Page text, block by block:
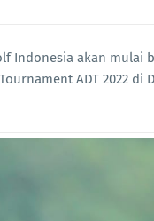
Indonesia akan mulai
ADT 2022 di